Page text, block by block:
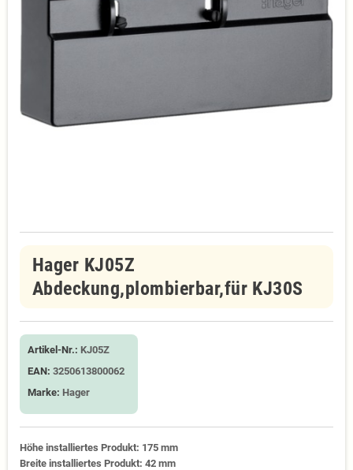
Hager KJ05Z
Abdeckung,plombierbar,für KJ30S
Artikel-Nr.: KJ05Z
EAN: 3250613800062
Marke: Hager
Höhe installiertes Produkt: 175 mm
Breite installiertes Produkt: 42 mm